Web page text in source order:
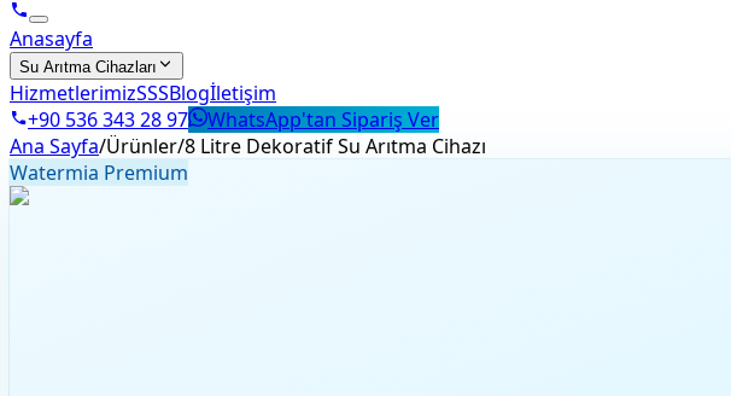
Anasayfa
Su Arıtma Cihazları
HizmetlerimizSSSBlogİletişim
+90 536 343 28 97
WhatsApp'tan Sipariş Ver
Ana Sayfa/Ürünler/8 Litre Dekoratif Su Arıtma Cihazı
Watermia Premium